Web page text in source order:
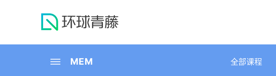
MEM 全部课程